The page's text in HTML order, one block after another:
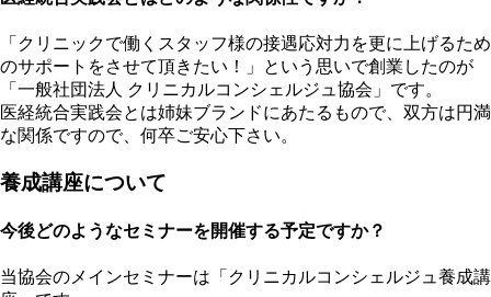
「クリニックで働くスタッフ様の接遇応対力を更に上げるため
のサポートをさせて頂きたい！」という思いで創業したのが
「一般社団法人 クリニカルコンシェルジュ協会」です。
医経統合実践会とは姉妹ブランドにあたるもので、双方は円満
な関係ですので、何卒ご安心下さい。
養成講座について
今後どのようなセミナーを開催する予定ですか？
当協会のメインセミナーは「クリニカルコンシェルジュ養成講